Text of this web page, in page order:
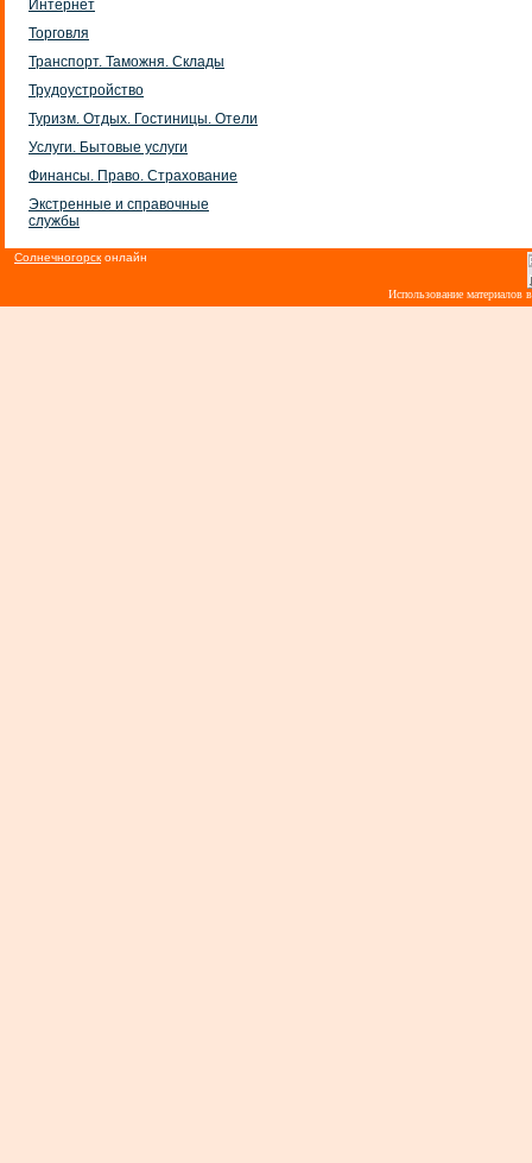
Интернет
Торговля
Транспорт. Таможня. Склады
Трудоустройство
Туризм. Отдых. Гостиницы. Отели
Услуги. Бытовые услуги
Финансы. Право. Страхование
Экстренные и справочные
службы
Солнечногорск онлайн
Использование материалов